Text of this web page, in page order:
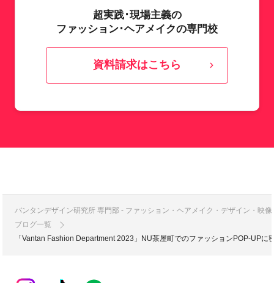
超実践･現場主義の
ファッション･ヘアメイクの専門校
資料請求はこちら
バンタンデザイン研究所 専門部 - ファッション・ヘアメイク・デザイン・映
ブログ一覧
「Vantan Fashion Department 2023」NU茶屋町でのファッションPOP-UPに